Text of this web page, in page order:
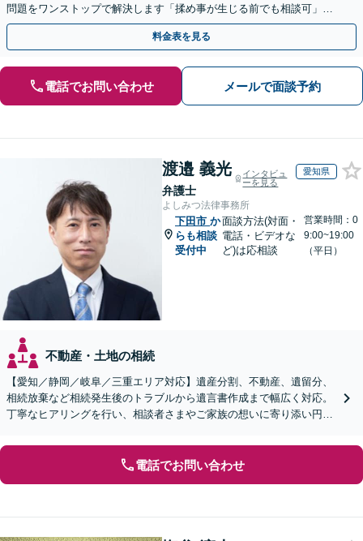
問題をワンストップで解決します「揉め事が生じる前でも相談可」
【分割払い対応】【完全個室制】【休日夜間相談可】
料金表を見る
電話でお問い合わせ メールで面談予約
渡邉 義光
弁護士
インタビュ
ーを見る
愛知県
よしみつ法律事務所
下田市 か
らも相談
受付中
面談方法(対面・
電話・ビデオな
ど)は応相談
営業時間：0
9:00~19:00
（平日）
不動産・土地の相続
【愛知／静岡／岐阜／三重エリア対応】遺産分割、不動産、遺留分、
相続放棄など相続発生後のトラブルから遺言書作成まで幅広く対応。
丁寧なヒアリングを行い、相談者さまやご家族の想いに寄り添い円滑
電話でお問い合わせ